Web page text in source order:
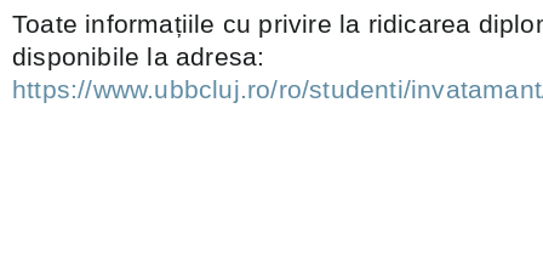
Toate informațiile cu privire la ridicarea
disponibile la adresa:
https://www.ubbcluj.ro/ro/studenti/